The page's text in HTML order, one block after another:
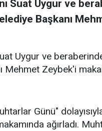
Suat Uygur ve
Başkanı
Uygur ve
Mehmet Zeybek'i
Günü"
ağırladı.